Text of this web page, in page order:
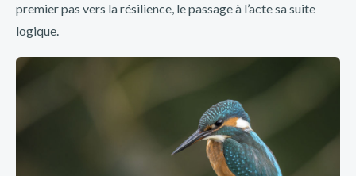
premier pas vers la résilience, le passage à l’acte sa suite
logique.